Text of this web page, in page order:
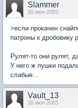
Slammer
30 июн 2003
>если прокачен
патроны к дробовику
Рулят-то они рулят,
У него ж пушки
слабые...
Vault_13
30 июн 2003